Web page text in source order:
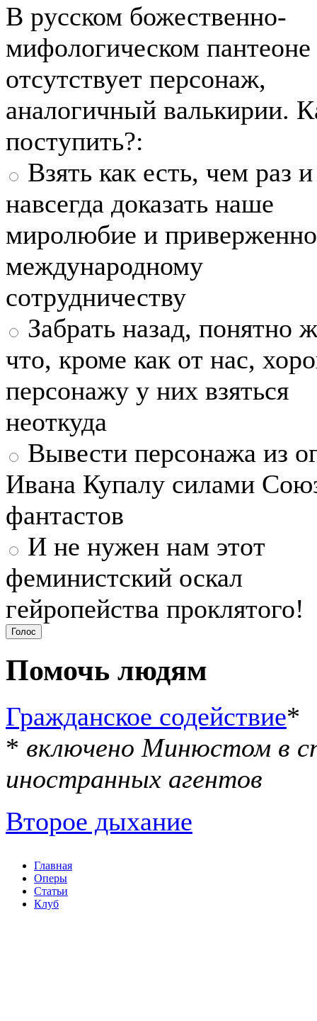
В русском божественно-
мифологическом пантеоне
отсутствует персонаж,
аналогичный валькирии.
поступить?:
Взять как есть, чем раз и
навсегда доказать наше
миролюбие и
международному
сотрудничеству
Забрать назад, понятно
что, кроме как от нас,
персонажу у них взяться
неоткуда
Вывести персонажа из
Ивана Купалу силами
фантастов
И не нужен нам этот
феминистский оскал
гейропейства проклятого!
Помочь людям
Гражданское содействие*
* включено Минюстом в
иностранных агентов
Второе дыхание
Главная
Оперы
Статьи
Клуб